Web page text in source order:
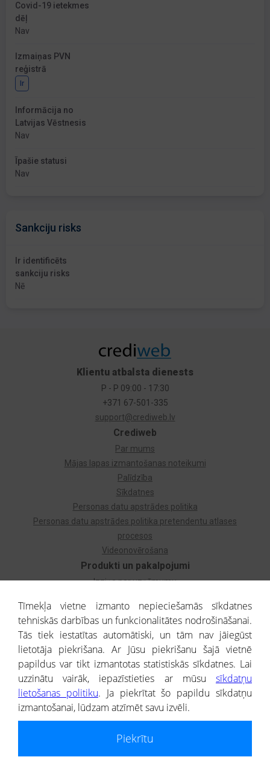
Covid-19 ietekmes
dēļ
Nav
Izmaiņas PVN
reģistrā
Ir
Informācija no
Latvijas Vēstnesis
Nav
Īpašie statusi
Nav
Sankciju risks
Ir identificēts
sankciju risks
Nē
Produkti un pakalpojumi
Izziņa par uzņēmumu
Dzimtas koks
Uzņēmumu atlase
Monitorings
Kredītizziņa par ārvalstu uzņēmumiem
Crediweb
Par mums
Mājas lapas izmantošanas noteikumi
Palīdzība
Sīkdatnes
Personas datu apstrādes politika
Personas datu apstrādes politika pretendentu atlases
procesos
Videonovērošana
Klientu atbalsta dienests
P - P 09:00 - 17:30
+371 67-501-335
support@crediweb.lv
® CREDITREFORM Latvija
SIA
Tīmekļa vietne izmanto nepieciešamās sīkdatnes
tehniskās darbības un funkcionalitātes nodrošināšanai.
Tās tiek iestatītas automātiski, un tām nav jāiegūst
lietotāja piekrišana. Ar Jūsu piekrišanu šajā vietnē
papildus var tikt izmantotas statistiskās sīkdatnes. Lai
uzzinātu vairāk, iepazīstieties ar mūsu sīkdatņu
lietošanas politiku. Ja piekrītat šo papildu sīkdatņu
izmantošanai, lūdzam atzīmēt savu izvēli.
Piekrītu